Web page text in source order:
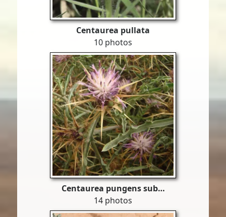
Centaurea pullata
10 photos
Centaurea pungens sub…
14 photos